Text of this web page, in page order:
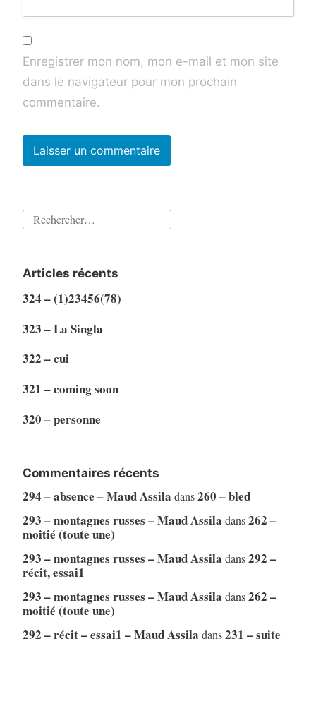
Enregistrer mon nom, mon e-mail et mon site
dans le navigateur pour mon prochain
commentaire.
Rechercher :
Articles récents
324 – (1)23456(78)
323 – La Singla
322 – cui
321 – coming soon
320 – personne
Commentaires récents
294 – absence – Maud Assila dans260 – bled
293 – montagnes russes – Maud Assila dans262 –
moitié (toute une)
293 – montagnes russes – Maud Assila dans292 –
récit, essai1
293 – montagnes russes – Maud Assila dans262 –
moitié (toute une)
292 – récit – essai1 – Maud Assila dans231 – suite